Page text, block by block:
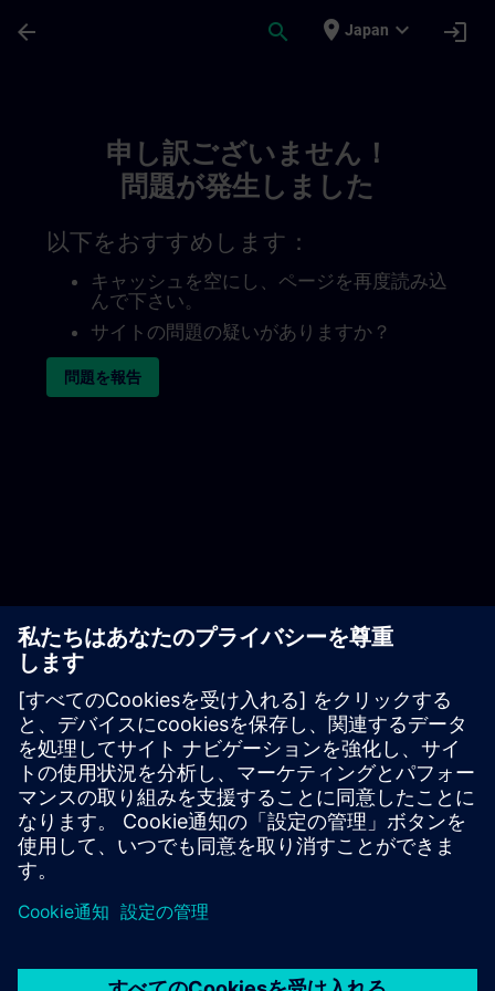
arrow_back search place Japan expand_more login
申し訳ございません！
問題が発生しました
以下をおすすめします：
キャッシュを空にし、ページを再度読み込
んで下さい。
サイトの問題の疑いがありますか？
問題を報告